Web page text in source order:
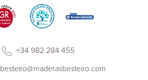
+34 982 284 455
besteiro@maderasbesteiro.com